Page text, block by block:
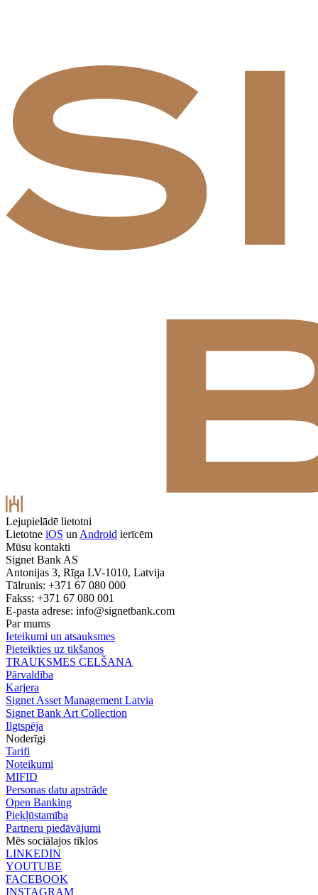
Lejupielādē lietotni
Lietotne iOS un Android ierīcēm
Mūsu kontakti
Signet Bank AS
Antonijas 3, Rīga LV-1010, Latvija
Tālrunis: +371 67 080 000
Fakss: +371 67 080 001
E-pasta adrese: info@signetbank.com
Par mums
Ieteikumi un atsauksmes
Pieteikties uz tikšanos
TRAUKSMES CELŠANA
Pārvaldība
Karjera
Signet Asset Management Latvia
Signet Bank Art Collection
Ilgtspēja
Noderīgi
Tarifi
Noteikumi
MIFID
Personas datu apstrāde
Open Banking
Piekļūstamība
Partneru piedāvājumi
Mēs sociālajos tīklos
LINKEDIN
YOUTUBE
FACEBOOK
INSTAGRAM